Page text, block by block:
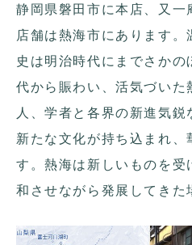
静岡県磐田市に本店、又
店舗は熱海市にあります
史は明治時代にまでさか
代から賑わい、活気づいた
人、学者と各界の新進気鋭
新たな文化が持ち込まれ、
す。熱海は新しいものを受
和させながら発展してきた